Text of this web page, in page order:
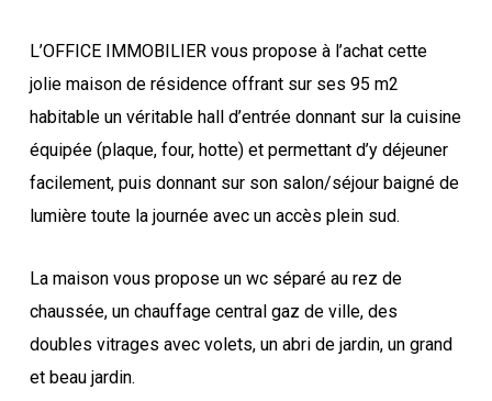
L’OFFICE IMMOBILIER vous propose à l’achat cette
jolie maison de résidence offrant sur ses 95 m2
habitable un véritable hall d’entrée donnant sur la cuisine
équipée (plaque, four, hotte) et permettant d’y déjeuner
facilement, puis donnant sur son salon/séjour baigné de
lumière toute la journée avec un accès plein sud.
La maison vous propose un wc séparé au rez de
chaussée, un chauffage central gaz de ville, des
doubles vitrages avec volets, un abri de jardin, un grand
et beau jardin.